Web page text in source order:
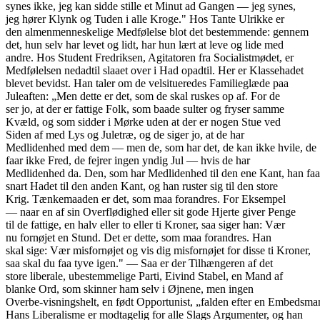
synes ikke, jeg kan sidde stille et Minut ad Gangen — jeg synes,
jeg hører Klynk og Tuden i alle Kroge." Hos Tante Ulrikke er
den almenmenneskelige Medfølelse blot det bestemmende: gennem
det, hun selv har levet og lidt, har hun lært at leve og lide med
andre. Hos Student Fredriksen, Agitatoren fra Socialistmødet, er
Medfølelsen nedadtil slaaet over i Had opadtil. Her er Klassehadet
blevet bevidst. Han taler om de velsitueredes Familieglæde paa
Juleaften: „Men dette er det, som de skal ruskes op af. For de
ser jo, at der er fattige Folk, som baade sulter og fryser samme
Kvæld, og som sidder i Mørke uden at der er nogen Stue ved
Siden af med Lys og Juletræ, og de siger jo, at de har
Medlidenhed med dem — men de, som har det, de kan ikke hvile, de
faar ikke Fred, de fejrer ingen yndig Jul — hvis de har
Medlidenhed da. Den, som har Medlidenhed til den ene Kant, han
snart Hadet til den anden Kant, og han ruster sig til den store
Krig. Tænkemaaden er det, som maa forandres. For Eksempel
— naar en af sin Overflødighed eller sit gode Hjerte giver Penge
til de fattige, en halv eller to eller ti Kroner, saa siger han: Vær
nu fornøjet en Stund. Det er dette, som maa forandres. Han
skal sige: Vær misfornøjet og vis dig misfornøjet for disse ti Kroner,
saa skal du faa tyve igen." — Saa er der Tilhængeren af det
store liberale, ubestemmelige Parti, Eivind Stabel, en Mand af
blanke Ord, som skinner ham selv i Øjnene, men ingen
Overbe-visningshelt, en født Opportunist, „falden efter en
Hans Liberalisme er modtagelig for alle Slags Argumenter, og han